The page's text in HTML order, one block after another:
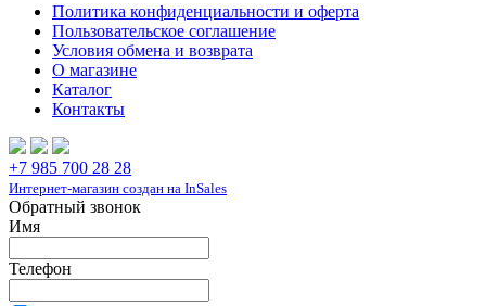
Политика конфиденциальности и оферта
Пользовательское соглашение
Условия обмена и возврата
О магазине
Каталог
Контакты
+7 985 700 28 28
Интернет-магазин создан на InSales
Обратный звонок
Имя
Телефон